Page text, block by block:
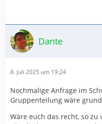
Dante
8. Juli 2025 um 19:24
Nochmalige Anfrage im
Gruppenteilung wäre
Wäre euch das recht, so